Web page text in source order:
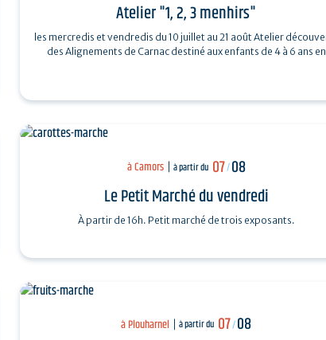
Atelier "1, 2, 3 menhirs"
les mercredis et vendredis du 10 juillet au 21 août Atelier découverte
des Alignements de Carnac destiné aux enfants de 4 à 6 ans en
à Camors à partir du 07/ 08
Le Petit Marché du vendredi
À partir de 16h. Petit marché de trois exposants.
à Plouharnel à partir du 07/08